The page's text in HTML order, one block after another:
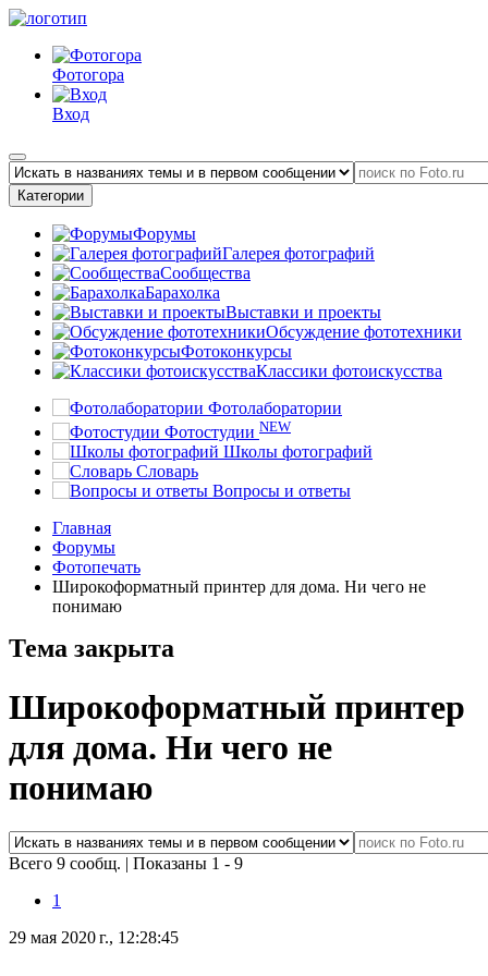
Фотогора
Вход
Категории
Форумы
Галерея фотографий
Сообщества
Барахолка
Выставки и проекты
Обсуждение фототехники
Фотоконкурсы
Классики фотоискусства
Фотолаборатории
Фотостудии NEW
Школы фотографий
Словарь
Вопросы и ответы
Главная
Форумы
Фотопечать
Широкоформатный принтер для дома. Ни чего не
понимаю
Тема закрыта
Широкоформатный принтер
для дома. Ни чего не
понимаю
Всего 9 сообщ. | Показаны 1 - 9
1
29 мая 2020 г., 12:28:45